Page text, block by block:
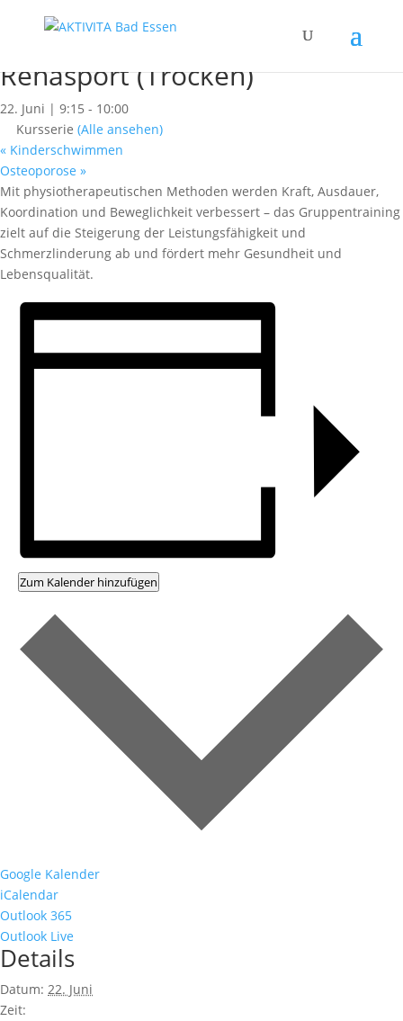
« Alle Kurse
Rehasport (Trocken)
22. Juni | 9:15 - 10:00
Kursserie (Alle ansehen)
« Kinderschwimmen
Osteoporose »
Mit physiotherapeutischen Methoden werden Kraft, Ausdauer,
Koordination und Beweglichkeit verbessert – das Gruppentraining
zielt auf die Steigerung der Leistungsfähigkeit und
Schmerzlinderung ab und fördert mehr Gesundheit und
Lebensqualität.
Zum Kalender hinzufügen
Google Kalender
iCalendar
Outlook 365
Outlook Live
Details
Datum: 22. Juni
Zeit: